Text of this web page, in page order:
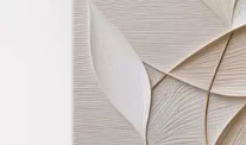
Hind Alates .00